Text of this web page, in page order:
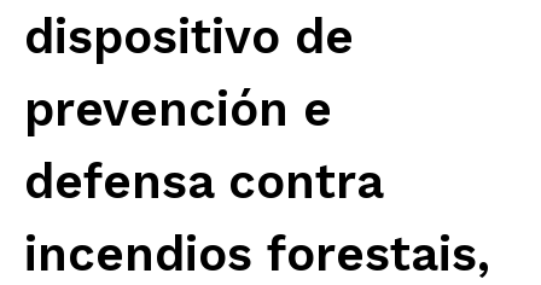
dispositivo de
prevención e
defensa contra
incendios forestais,